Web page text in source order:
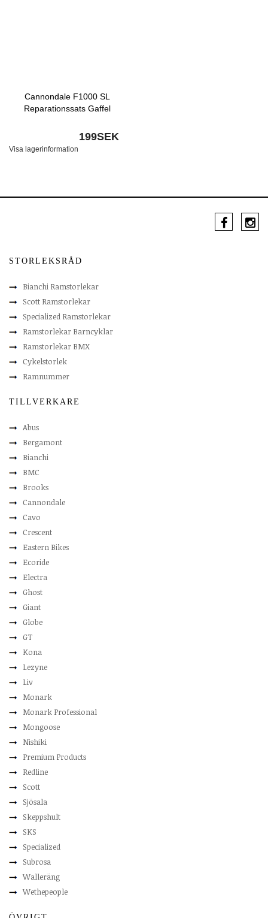
Cannondale F1000 SL
Reparationssats Gaffel
199SEK
Visa lagerinformation
STORLEKSRÅD
Bianchi Ramstorlekar
Scott Ramstorlekar
Specialized Ramstorlekar
Ramstorlekar Barncyklar
Ramstorlekar BMX
Cykelstorlek
Ramnummer
TILLVERKARE
Abus
Bergamont
Bianchi
BMC
Brooks
Cannondale
Cavo
Crescent
Eastern Bikes
Ecoride
Electra
Ghost
Giant
Globe
GT
Kona
Lezyne
Liv
Monark
Monark Professional
Mongoose
Nishiki
Premium Products
Redline
Scott
Sjösala
Skeppshult
SKS
Specialized
Subrosa
Walleräng
Wethepeople